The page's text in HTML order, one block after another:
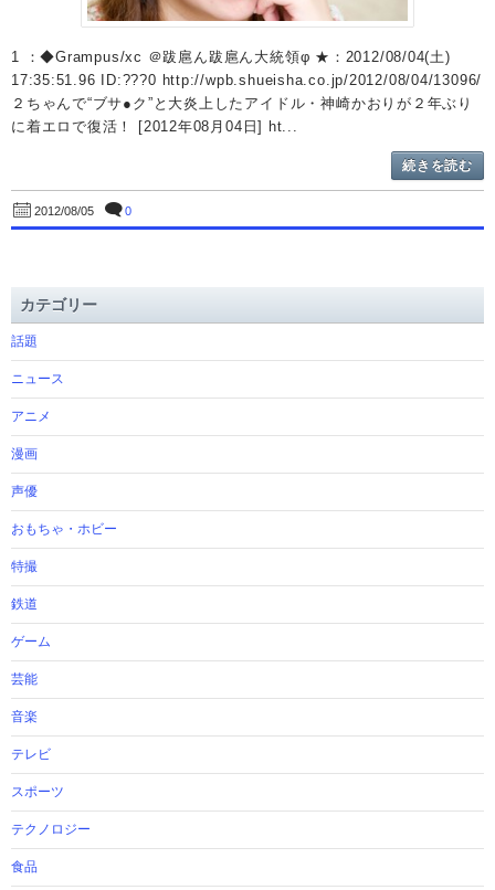
1 ：◆Grampus/xc ＠跋扈ん跋扈ん大統領φ ★：2012/08/04(土)
17:35:51.96 ID:???0 http://wpb.shueisha.co.jp/2012/08/04/13096/
２ちゃんで“ブサ●ク”と大炎上したアイドル・神崎かおりが２年ぶり
に着エロで復活！ [2012年08月04日] ht...
続きを読む
2012/08/05 0
カテゴリー
話題
ニュース
アニメ
漫画
声優
おもちゃ・ホビー
特撮
鉄道
ゲーム
芸能
音楽
テレビ
スポーツ
テクノロジー
食品